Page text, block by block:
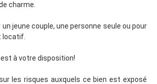
charme.
un jeune couple, une personne seule ou pour
locatif.
à votre disposition!
les risques auxquels ce bien est exposé